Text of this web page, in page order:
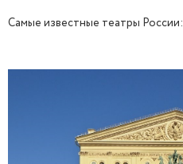
Самые известные театры России: